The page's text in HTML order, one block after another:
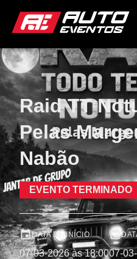
Raid TT
Pelas
Nabão
EVENTO TERMINADO
DATA DE INÍCIO
07-03-2026 às 18:0007-